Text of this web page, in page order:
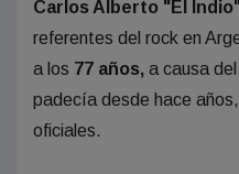
Carlos Alberto "El
referentes del rock en
a los 77 años, a causa
padecía desde hace
oficiales.